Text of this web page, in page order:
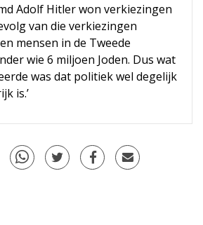
Adolf Hitler won verkiezingen
van die verkiezingen
mensen in de Tweede
wie 6 miljoen Joden. Dus wat
was dat politiek wel degelijk
is.’